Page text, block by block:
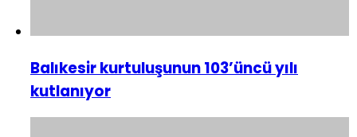
Balıkesir kurtuluşunun 103’üncü yılı
kutlanıyor